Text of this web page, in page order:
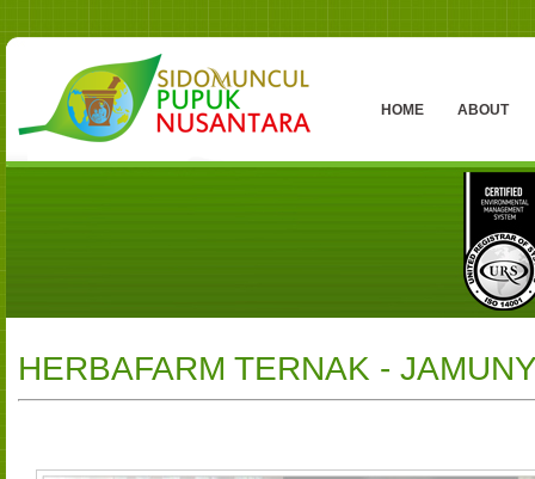
HOME ABOUT
HERBAFARM TERNAK -